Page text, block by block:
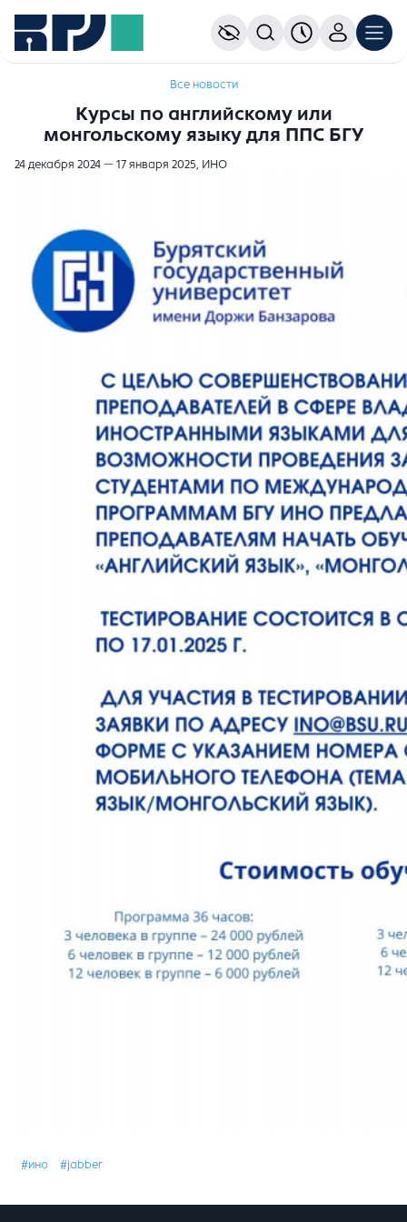
Все новости
Курсы по английскому или
монгольскому языку для ППС БГУ
24 декабря 2024 — 17 января 2025, ИНО
#ино #jabber